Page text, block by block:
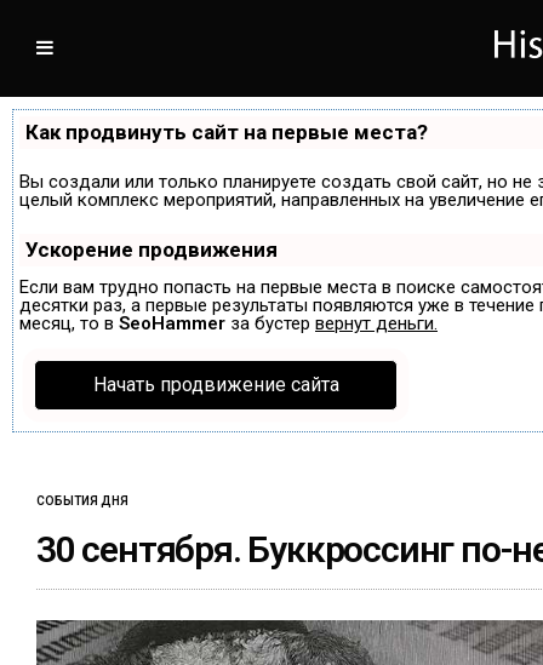
Как продвинуть сайт на первые места?
Вы создали или только планируете создать свой сайт, но
целый комплекс мероприятий, направленных на
Ускорение продвижения
Если вам трудно попасть на первые места в поиске
десятки раз, а первые результаты появляются уже в
месяц, то в SeoHammer за бустер вернут деньги.
Начать продвижение сайта
СОБЫТИЯ ДНЯ
30 сентября. Буккроссинг по-